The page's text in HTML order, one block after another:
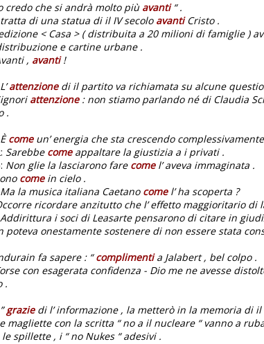
credo che si andrà molto più avanti“ .
di una statua di il IV secolo avantiCristo .
edizione < Casa > ( distribuita a 20 milioni di famiglie )
e cartine urbane .
, avanti!
L’attenzionedi il partito va richiamata su alcune
attenzione: non stiamo parlando né di Claudia
.
Ècomeun’ energia che sta crescendo complessivamente
Sarebbe comeappaltare la giustizia a i privati .
Non glie la lasciarono fare comel’ aveva immaginata .
comein cielo .
Ma la musica italiana Caetano comel’ ha scoperta ?
ricordare anzitutto che l’ effetto maggioritario di
Addirittura i soci di Leasarte pensarono di citare in
poteva onestamente sostenere di non essere stata
fa sapere : “complimentia Jalabert , bel colpo .
con esagerata confidenza - Dio me ne avesse
.
”graziedi l’ informazione , la metterò in la memoria di il
magliette con la scritta “ no a il nucleare “ vanno a
spillette , i “ no Nukes “ adesivi .